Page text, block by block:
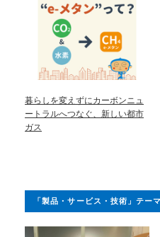
暮らしを変えずにカーボンニュ
ートラルへつなぐ、新しい都市
ガス
「製品・サービス・技術」テー